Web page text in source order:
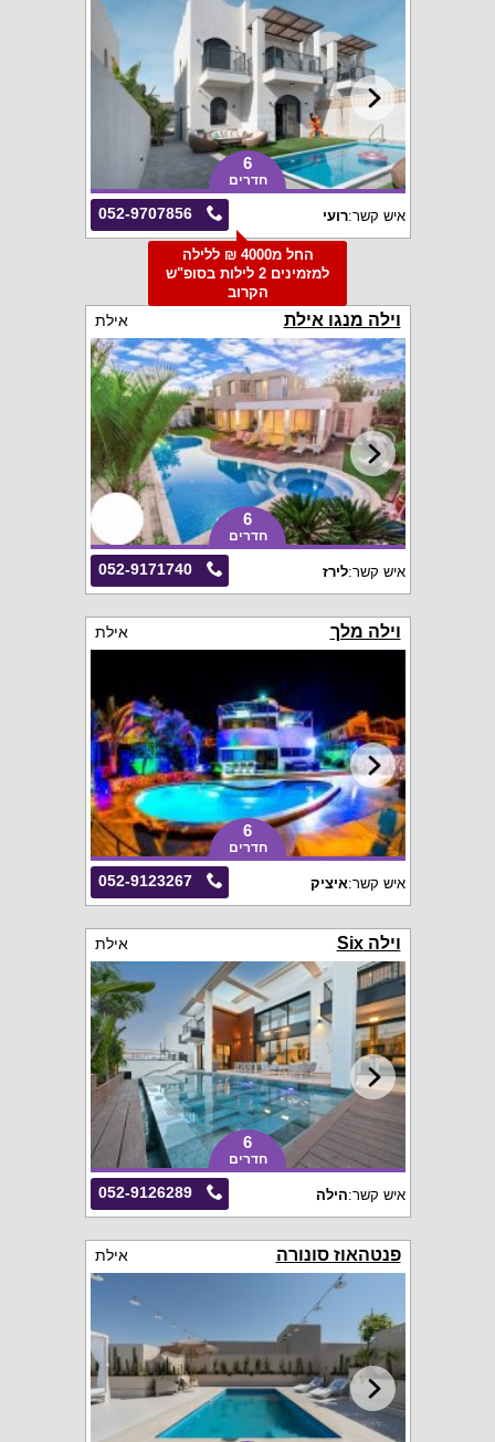
6
חדרים
052-9707856 איש קשר:רועי
החל מ4000 ₪ ללילה
למזמינים 2 לילות בסופ"ש
הקרוב
וילה מנגו אילת אילת
6
חדרים
052-9171740 איש קשר:לירז
וילה מלך אילת
6
חדרים
052-9123267 איש קשר:איציק
וילה Six אילת
6
חדרים
052-9126289 איש קשר:הילה
פנטהאוז סונורה אילת